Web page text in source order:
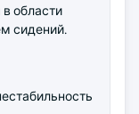
области
сидений.